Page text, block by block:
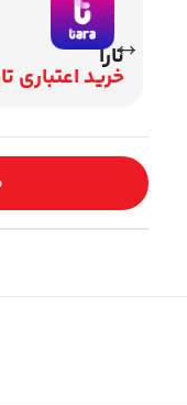
تارا
خرید اعتباری تارا